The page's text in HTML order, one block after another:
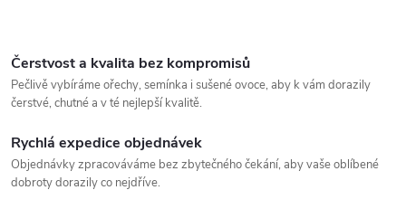
Čerstvost a kvalita bez kompromisů
Pečlivě vybíráme ořechy, semínka i sušené ovoce, aby k vám dorazily
čerstvé, chutné a v té nejlepší kvalitě.
Rychlá expedice objednávek
Objednávky zpracováváme bez zbytečného čekání, aby vaše oblíbené
dobroty dorazily co nejdříve.